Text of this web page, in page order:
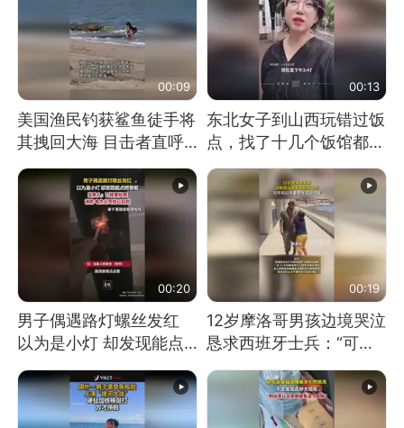
00:09
美国渔民钓获鲨鱼徒手将
其拽回大海 目击者直呼
震惊 （视频来源：参考
消息）
00:13
东北女子到山西玩错过饭
点，找了十几个饭馆都没
开门：午休到几点
00:20
男子偶遇路灯螺丝发红
以为是小灯 却发现能点
燃香烟 当事人：已报警
处理
00:19
12岁摩洛哥男孩边境哭泣
恳求西班牙士兵：“可不
可以不要把我遣返回国”